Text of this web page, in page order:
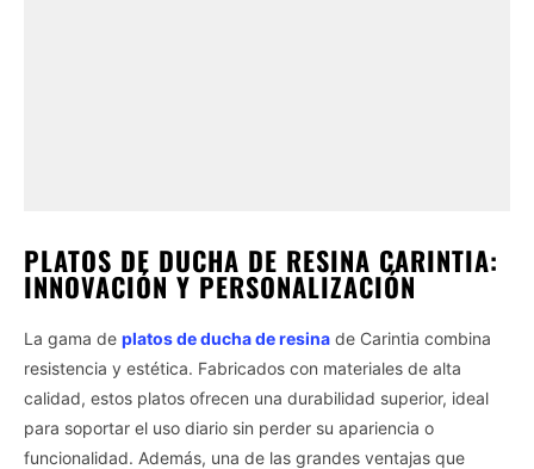
PLATOS DE DUCHA DE RESINA CARINTIA:
INNOVACIÓN Y PERSONALIZACIÓN
La gama de platos de ducha de resina de Carintia combina
resistencia y estética. Fabricados con materiales de alta
calidad, estos platos ofrecen una durabilidad superior, ideal
para soportar el uso diario sin perder su apariencia o
funcionalidad. Además, una de las grandes ventajas que